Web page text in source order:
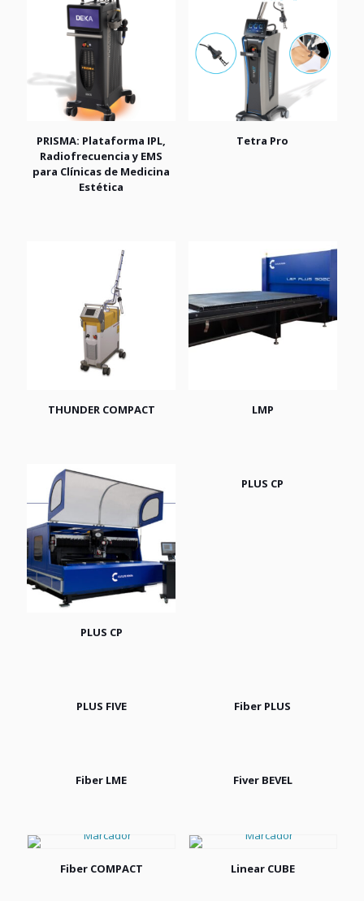
PRISMA: Plataforma IPL,
Radiofrecuencia y EMS
para Clínicas de Medicina
Estética
Tetra Pro
THUNDER COMPACT LMP
PLUS CP
PLUS CP
PLUS FIVE Fiber PLUS
Fiber LME Fiver BEVEL
Fiber COMPACT Linear CUBE